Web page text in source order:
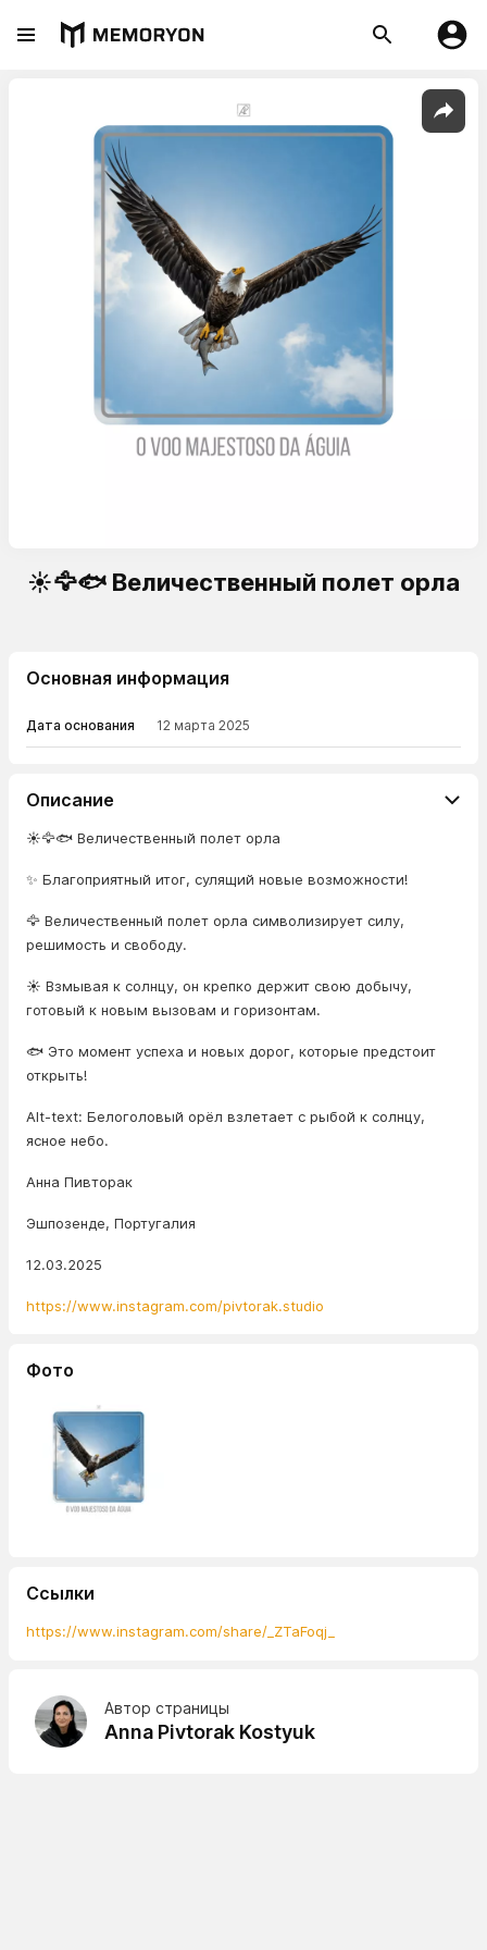
☀️🦅🐟 Величественный полет орла
Основная информация
Дата основания 12 марта 2025
Описание
☀️🦅🐟 Величественный полет орла
✨ Благоприятный итог, сулящий новые возможности!
🦅 Величественный полет орла символизирует силу,
решимость и свободу.
☀️ Взмывая к солнцу, он крепко держит свою добычу,
готовый к новым вызовам и горизонтам.
🐟 Это момент успеха и новых дорог, которые предстоит
открыть!
Alt-text: Белоголовый орёл взлетает с рыбой к солнцу,
ясное небо.
Анна Пивторак
Эшпозенде, Португалия
12.03.2025
https://www.instagram.com/pivtorak.studio
Фото
Ссылки
https://www.instagram.com/share/_ZTaFoqj_
Автор страницы
Anna Pivtorak Kostyuk